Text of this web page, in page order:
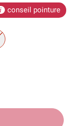
conseil pointure